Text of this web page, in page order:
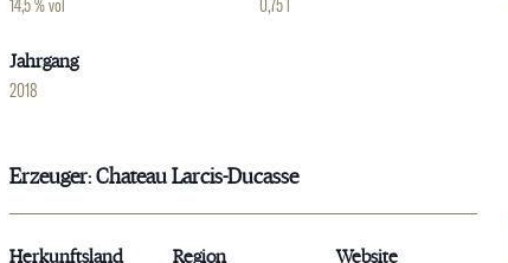
14,5 % vol 0,75 l
Jahrgang
2018
Erzeuger: Chateau Larcis-Ducasse
Herkunftsland Region Website